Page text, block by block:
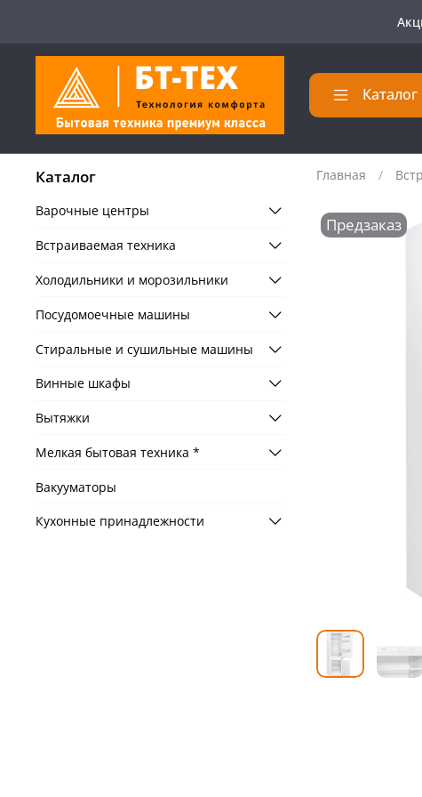
Каталог
Главная
Предзаказ
Каталог
Варочные центры
Встраиваемая техника
Холодильники и морозильники
Посудомоечные машины
Стиральные и сушильные машины
Винные шкафы
Вытяжки
Мелкая бытовая техника *
Вакууматоры
Кухонные принадлежности